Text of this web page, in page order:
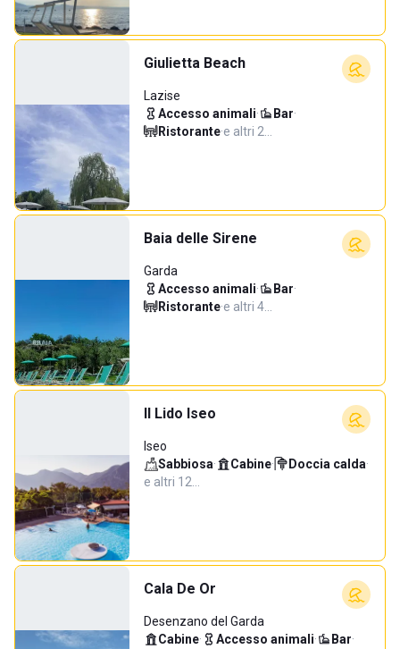
Giulietta Beach
Lazise
Accesso animali· Bar·
Ristorante·e altri 2…
Baia delle Sirene
Garda
Accesso animali· Bar·
Ristorante·e altri 4…
Il Lido Iseo
Iseo
Sabbiosa· Cabine· Doccia calda·
e altri 12…
Cala De Or
Desenzano del Garda
Cabine· Accesso animali· Bar·